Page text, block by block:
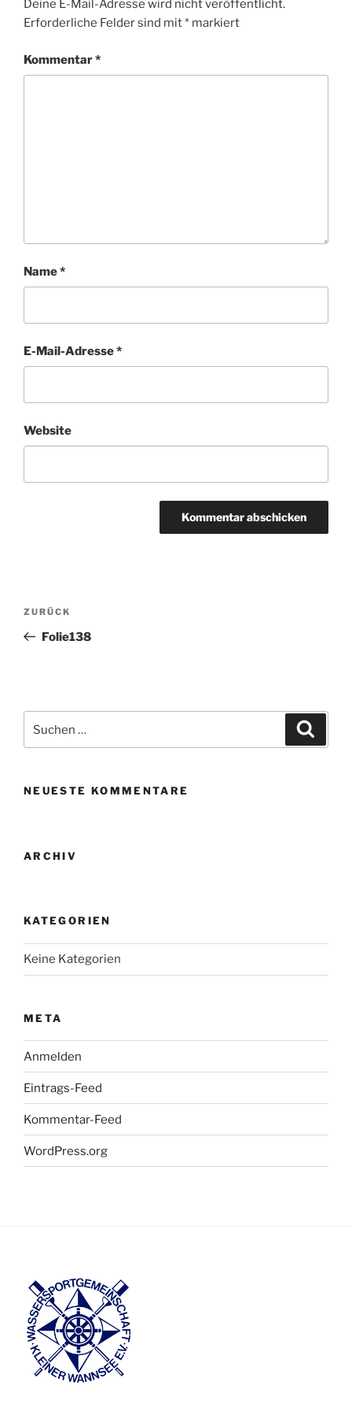
Deine E-Mail-Adresse wird nicht veröffentlicht.
Erforderliche Felder sind mit* markiert
Kommentar*
Name*
E-Mail-Adresse*
Website
Beitragsnavigation
Vorheriger
Beitrag
ZURÜCK
Folie138
nach:
NEUESTE KOMMENTARE
ARCHIV
KATEGORIEN
Keine Kategorien
META
Anmelden
Eintrags-Feed
Kommentar-Feed
WordPress.org